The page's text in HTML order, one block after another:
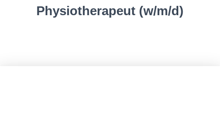
Physiotherapeut (w/m/d)